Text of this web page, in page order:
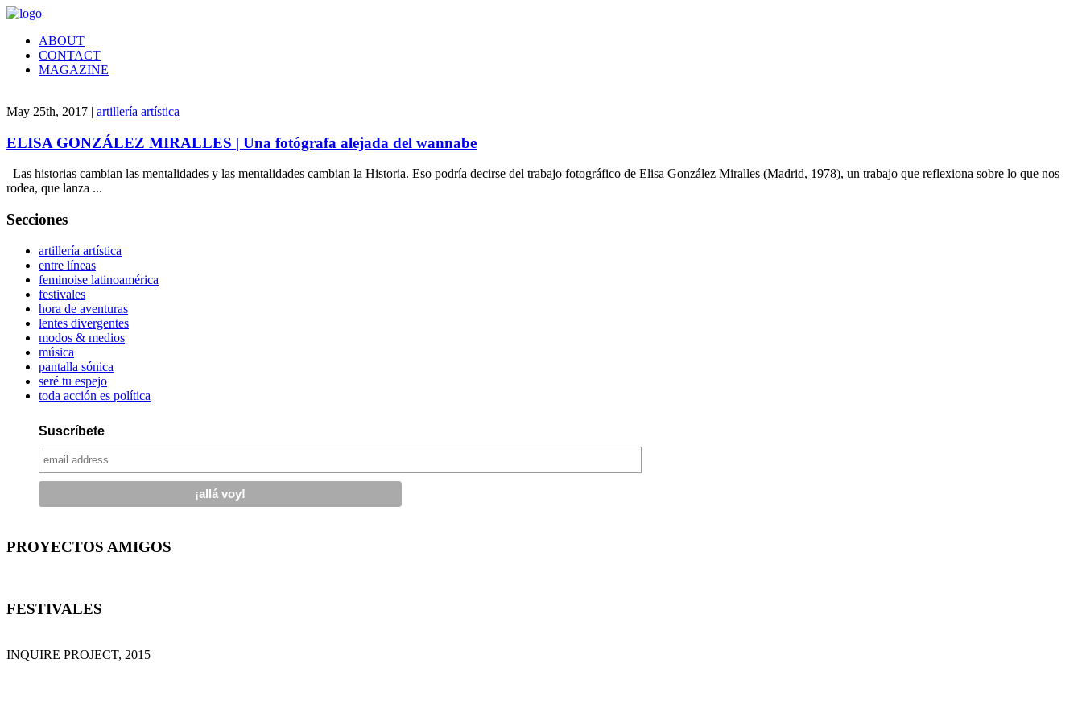
ABOUT
CONTACT
MAGAZINE
May 25th, 2017 | artillería artística
ELISA GONZÁLEZ MIRALLES | Una fotógrafa alejada del wannabe
Las historias cambian las mentalidades y las mentalidades cambian la Historia. Eso podría decirse del trabajo fotográfico de Elisa González Miralles (Madrid, 1978), un trabajo que reflexiona sobre lo que nos
rodea, que lanza ...
Secciones
artillería artística
entre líneas
feminoise latinoamérica
festivales
hora de aventuras
lentes divergentes
modos & medios
música
pantalla sónica
seré tu espejo
toda acción es política
Suscríbete
PROYECTOS AMIGOS
FESTIVALES
INQUIRE PROJECT, 2015